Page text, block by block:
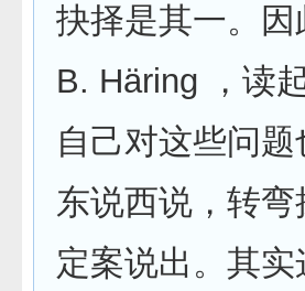
抉择是其一。
B. Häring ，读
自己对这些问
东说西说，转
定案说出。其